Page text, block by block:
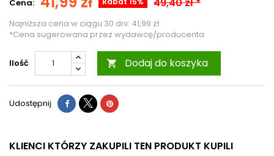
Cena:
Najniższa cena w ciągu 30 dni: 41,99 zł
*Cena sugerowana przez wydawcę/producenta
Ilość  Dodaj do koszyka
Udostępnij
KLIENCI KTÓRZY ZAKUPILI TEN PRODUKT KUPILI